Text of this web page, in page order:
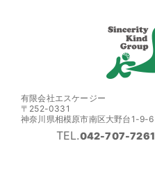
有限会社エスケージー
〒252-0331
神奈川県相模原市南区大野台1-9-6
TEL.042-707-7261